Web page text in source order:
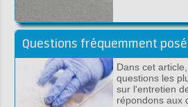
Dans cet
questions les
sur l'entretien
répondons aux